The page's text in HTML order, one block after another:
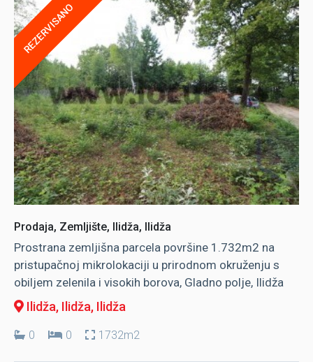
REZERVISANO
Prodaja, Zemljište, Ilidža, Ilidža
Prostrana zemljišna parcela površine 1.732m2 na
pristupačnoj mikrolokaciji u prirodnom okruženju s
obiljem zelenila i visokih borova, Gladno polje, Ilidža
Ilidža, Ilidža, Ilidža
0 0 1732m2